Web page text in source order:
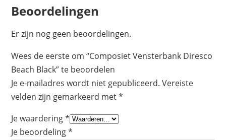
Beoordelingen
Er zijn nog geen beoordelingen.
Wees de eerste om “Composiet Vensterbank Diresco
Beach Black” te beoordelen
Je e-mailadres wordt niet gepubliceerd. Vereiste
velden zijn gemarkeerd met*
Je waardering*
Je beoordeling*